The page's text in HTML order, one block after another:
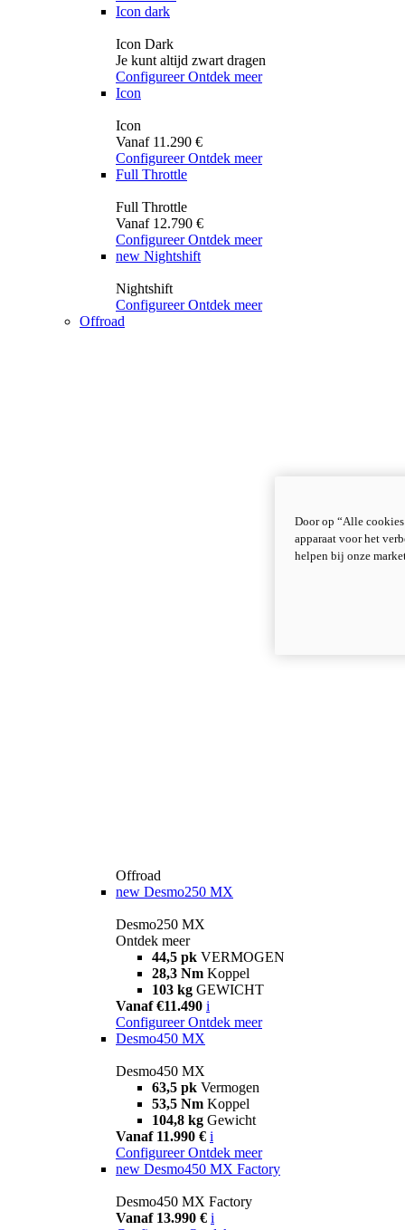
Icon dark
Icon Dark
Je kunt altijd zwart dragen
Configureer Ontdek meer
Icon
Icon
Vanaf 11.290 €
Configureer Ontdek meer
Full Throttle
Full Throttle
Vanaf 12.790 €
Configureer Ontdek meer
new Nightshift
Nightshift
Configureer Ontdek meer
Offroad
Offroad
new Desmo250 MX
Desmo250 MX
Ontdek meer
44,5 pk VERMOGEN
28,3 Nm Koppel
103 kg GEWICHT
Vanaf €11.490 i
Configureer Ontdek meer
Desmo450 MX
Desmo450 MX
63,5 pk Vermogen
53,5 Nm Koppel
104,8 kg Gewicht
Vanaf 11.990 € i
Configureer Ontdek meer
new Desmo450 MX Factory
Desmo450 MX Factory
Vanaf 13.990 € i
Door op “Alle
apparaat voor het
helpen bij onze